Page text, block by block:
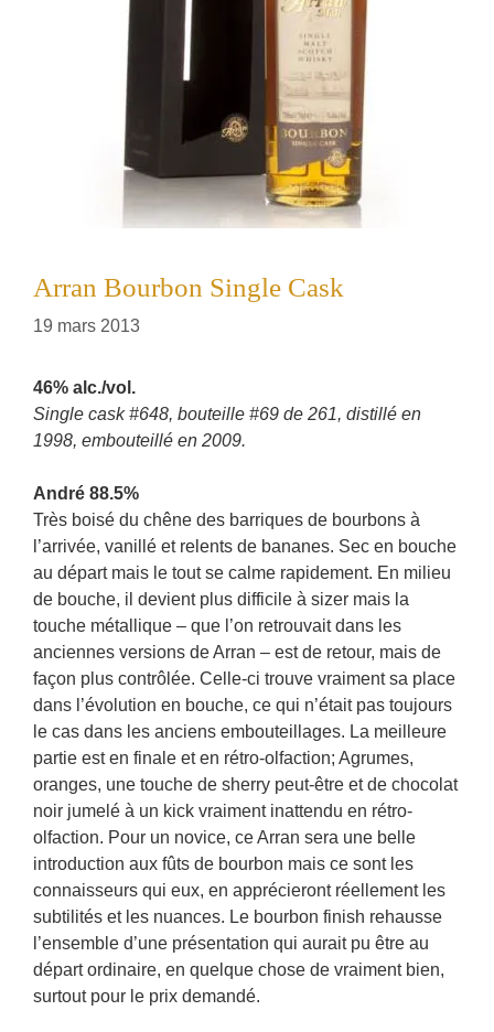
Arran Bourbon Single Cask
19 mars 2013
46% alc./vol.
Single cask #648, bouteille #69 de 261, distillé en
1998, embouteillé en 2009.
André 88.5%
Très boisé du chêne des barriques de bourbons à
l’arrivée, vanillé et relents de bananes. Sec en bouche
au départ mais le tout se calme rapidement. En milieu
de bouche, il devient plus difficile à sizer mais la
touche métallique – que l’on retrouvait dans les
anciennes versions de Arran – est de retour, mais de
façon plus contrôlée. Celle-ci trouve vraiment sa place
dans l’évolution en bouche, ce qui n’était pas toujours
le cas dans les anciens embouteillages. La meilleure
partie est en finale et en rétro-olfaction; Agrumes,
oranges, une touche de sherry peut-être et de chocolat
noir jumelé à un kick vraiment inattendu en rétro-
olfaction. Pour un novice, ce Arran sera une belle
introduction aux fûts de bourbon mais ce sont les
connaisseurs qui eux, en apprécieront réellement les
subtilités et les nuances. Le bourbon finish rehausse
l’ensemble d’une présentation qui aurait pu être au
départ ordinaire, en quelque chose de vraiment bien,
surtout pour le prix demandé.